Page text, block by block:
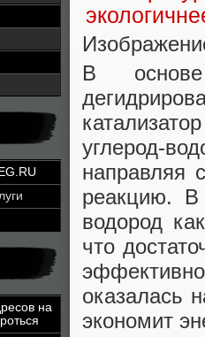
на
В
углерод-
направляя
реакцию. В
водород
что
оказалась
экономит